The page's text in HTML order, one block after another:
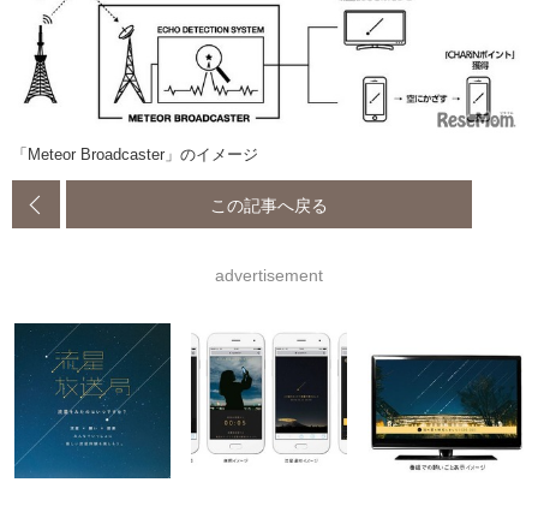
「Meteor Broadcaster」のイメージ
この記事へ戻る
advertisement